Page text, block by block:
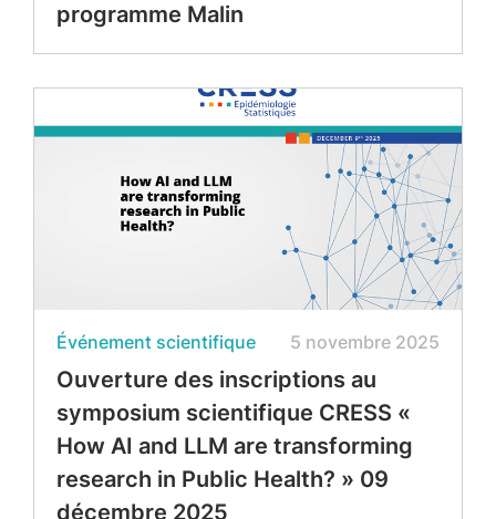
programme Malin
Événement scientifique 5 novembre 2025
Ouverture des inscriptions au
symposium scientifique CRESS «
How AI and LLM are transforming
research in Public Health? » 09
décembre 2025